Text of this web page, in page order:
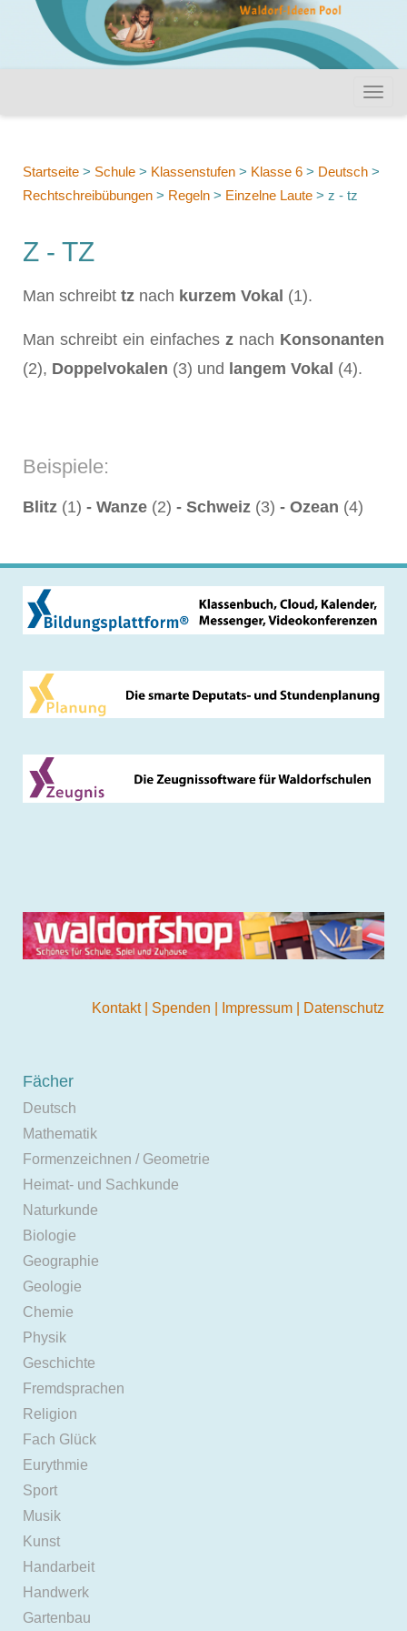
Startseite > Schule > Klassenstufen > Klasse 6 > Deutsch >
Rechtschreibübungen > Regeln > Einzelne Laute > z - tz
Z - TZ
Man schreibt tz nach kurzem Vokal (1).
Man schreibt ein einfaches z nach Konsonanten
(2), Doppelvokalen (3) und langem Vokal (4).
Beispiele:
Blitz (1) - Wanze (2) - Schweiz (3) - Ozean (4)
Kontakt Spenden Impressum Datenschutz
Fächer
Deutsch
Mathematik
Formenzeichnen / Geometrie
Heimat- und Sachkunde
Naturkunde
Biologie
Geographie
Geologie
Chemie
Physik
Geschichte
Fremdsprachen
Religion
Fach Glück
Eurythmie
Sport
Musik
Kunst
Handarbeit
Handwerk
Gartenbau